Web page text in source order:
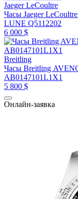
Jaeger LeCoultre
Часы Jaeger
LUNE Q5112202
6 000 $
Breitling
Часы Breitling
AB0147101L1X1
5 800 $
Онлайн-заявка